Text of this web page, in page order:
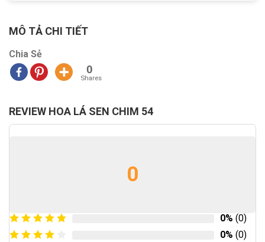
MÔ TẢ CHI TIẾT
Chia Sẻ
0
Shares
REVIEW HOA LÁ SEN CHIM 54
0
0% (0)
0% (0)